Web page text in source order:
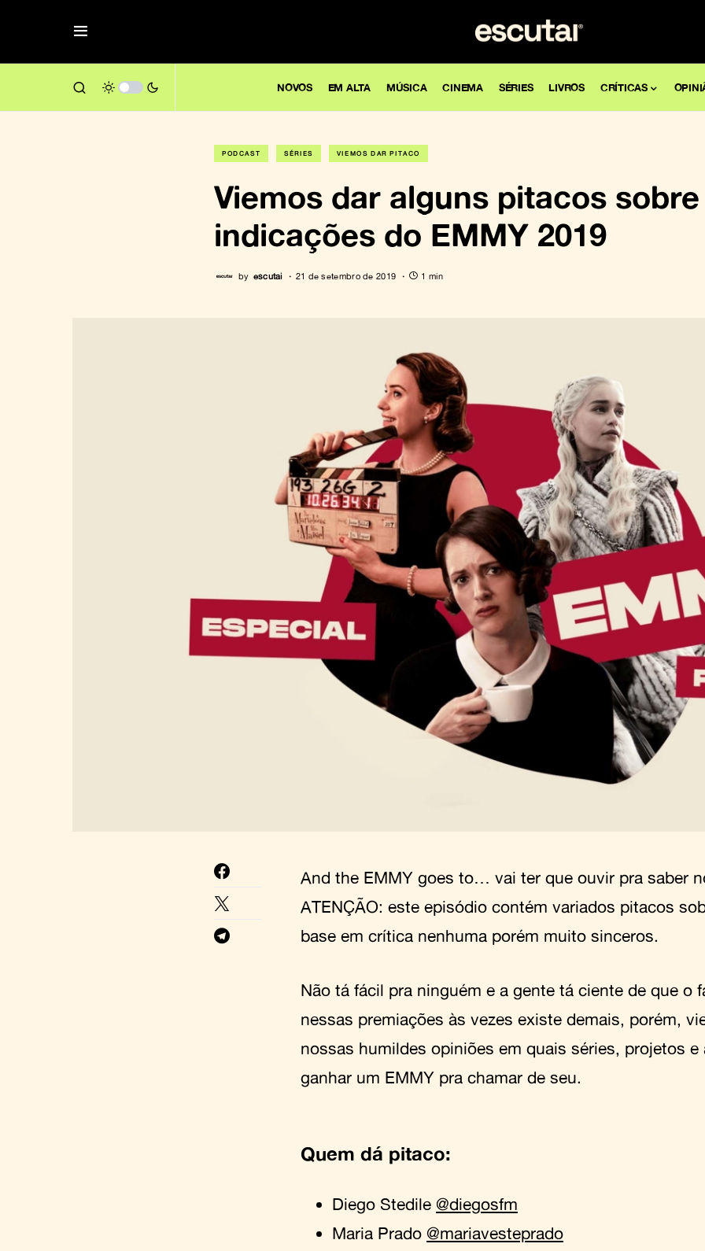
NOVOS EM ALTA MÚSICA CINEMA SÉRIES LIVROS CRÍTICAS
PODCAST SÉRIES VIEMOS DAR PITACO
Viemos dar alguns pitacos
indicações do EMMY 2019
by escutai 21 de setembro de 2019 1 min
And the EMMY goes to… vai ter que ouvir pra saber
ATENÇÃO: este episódio contém variados pitacos
base em crítica nenhuma porém muito sinceros.
Não tá fácil pra ninguém e a gente tá ciente de que o
nessas premiações às vezes existe demais, porém,
nossas humildes opiniões em quais séries, projetos e
ganhar um EMMY pra chamar de seu.
Quem dá pitaco:
Diego Stedile @diegosfm
Maria Prado @mariavesteprado